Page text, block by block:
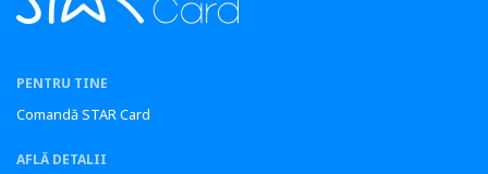
PENTRU TINE
Comandă STAR Card
AFLĂ DETALII